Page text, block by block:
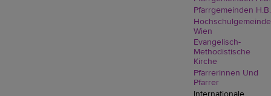
Pfarrgemeinden H.B.
Hochschulgemeinde
Wien
Evangelisch-
Methodistische
Kirche
Pfarrerinnen Und
Pfarrer
Internationale